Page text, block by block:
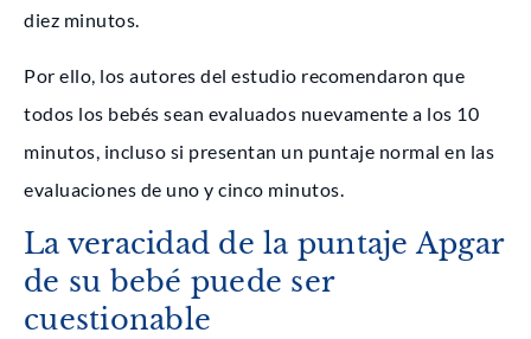
diez minutos.
Por ello, los autores del estudio recomendaron que
todos los bebés sean evaluados nuevamente a los 10
minutos, incluso si presentan un puntaje normal en las
evaluaciones de uno y cinco minutos.
La veracidad de la puntaje Apgar
de su bebé puede ser
cuestionable